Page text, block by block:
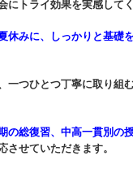
にトライ効果を実感して
休みに、しっかりと基礎
一つひとつ丁寧に取り組
の総復習、中高一貫別の
させていただきます。